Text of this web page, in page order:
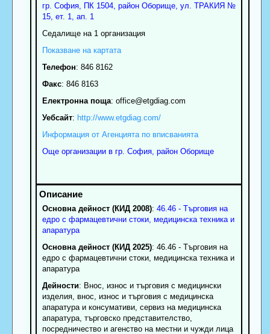
гр. София, ПК 1504, район Оборище, ул. ТРАКИЯ №
15, ет. 1, ап. 1
Седалище на 1 организация
Показване на картата
Телефон: 846 8162
Факс: 846 8163
Електронна поща: office@etgdiag.com
Уебсайт: http://www.etgdiag.com/
Информация от Агенцията по вписванията
Още организации в гр. София, район Оборище
Основна дейност (КИД 2008): 46.46 - Търговия на
едро с фармацевтични стоки, медицинска техника и
апаратура
Основна дейност (КИД 2025): 46.46 - Търговия на
едро с фармацевтични стоки, медицинска техника и
апаратура
Дейности: Внос, износ и търговия с медицински
изделия, внос, износ и търговия с медицинска
апаратура и консумативи, сервиз на медицинска
апаратура, търговско представителство,
посредничество и агенство на местни и чужди лица